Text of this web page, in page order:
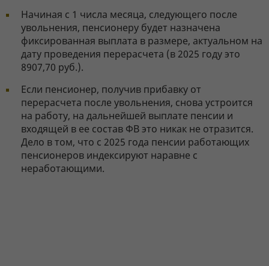
Начиная с 1 числа месяца, следующего после
увольнения, пенсионеру будет назначена
фиксированная выплата в размере, актуальном на
дату проведения перерасчета (в 2025 году это
8907,70 руб.).
Если пенсионер, получив прибавку от
перерасчета после увольнения, снова устроится
на работу, на дальнейшей выплате пенсии и
входящей в ее состав ФВ это никак не отразится.
Дело в том, что с 2025 года пенсии работающих
пенсионеров индексируют наравне с
неработающими.